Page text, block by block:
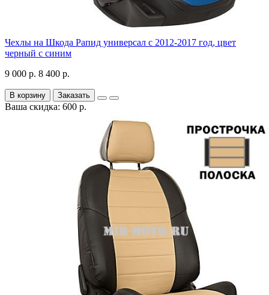
Чехлы на Шкода Рапид универсал с 2012-2017 год, цвет
черный с синим
9 000 р. 8 400 р.
В корзину Заказать
Ваша скидка: 600 р.